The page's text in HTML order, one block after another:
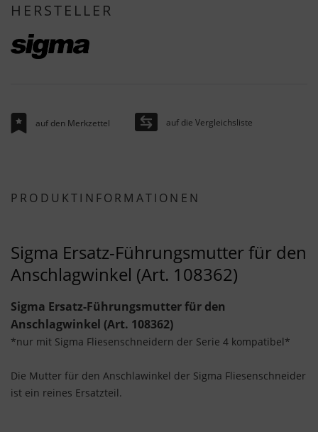
HERSTELLER
auf den Merkzettel auf die Vergleichsliste
PRODUKTINFORMATIONEN
Sigma Ersatz-Führungsmutter für den
Anschlagwinkel (Art. 108362)
Sigma Ersatz-Führungsmutter für den
Anschlagwinkel (Art. 108362)
*nur mit Sigma Fliesenschneidern der Serie 4 kompatibel*
Die Mutter für den Anschlawinkel der Sigma Fliesenschneider
ist ein reines Ersatzteil.